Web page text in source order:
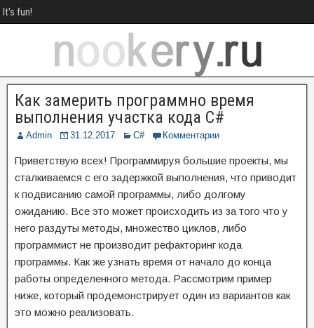
It's fun!
Как замерить программно время
выполнения участка кода C#
Admin 31.12.2017 C# Комментарии
Приветствую всех! Программируя большие проекты, мы
сталкиваемся с его задержкой выполнения, что приводит
к подвисанию самой программы, либо долгому
ожиданию. Все это может происходить из за того что у
него раздуты методы, множество циклов, либо
программист не производит рефакторинг кода
программы. Как же узнать время от начало до конца
работы определенного метода. Рассмотрим пример
ниже, который продемонстрирует один из вариантов как
это можно реализовать.